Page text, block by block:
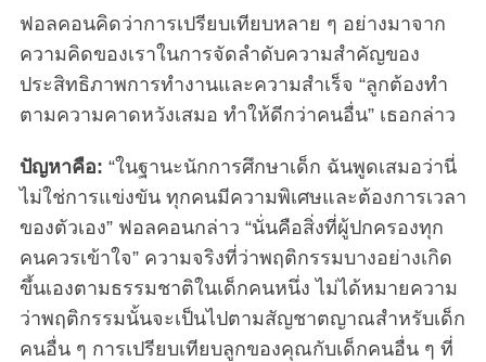
ฟอลคอนคิดว่าการเปรียบเทียบหลาย ๆ อย่างมาจาก
ความคิดของเราในการจัดลำดับความสำคัญของ
ประสิทธิภาพการทำงานและความสำเร็จ “ลูกต้องทำ
ตามความคาดหวังเสมอ ทำให้ดีกว่าคนอื่น” เธอกล่าว
ปัญหาคือ: “ในฐานะนักการศึกษาเด็ก ฉันพูดเสมอว่านี่
ไม่ใช่การแข่งขัน ทุกคนมีความพิเศษและต้องการเวลา
ของตัวเอง” ฟอลคอนกล่าว “นั่นคือสิ่งที่ผู้ปกครองทุก
คนควรเข้าใจ” ความจริงที่ว่าพฤติกรรมบางอย่างเกิด
ขึ้นเองตามธรรมชาติในเด็กคนหนึ่ง ไม่ได้หมายความ
ว่าพฤติกรรมนั้นจะเป็นไปตามสัญชาตญาณสำหรับเด็ก
คนอื่น ๆ การเปรียบเทียบลูกของคุณกับเด็กคนอื่น ๆ ที่